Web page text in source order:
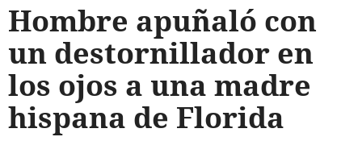
Hombre apuñaló con
un destornillador en
los ojos a una madre
hispana de Florida